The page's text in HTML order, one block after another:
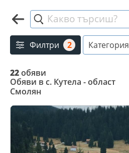
Какво търсиш?
Филтри 2 Категория
22обяви
Обяви в с. Кутела - област
Смолян